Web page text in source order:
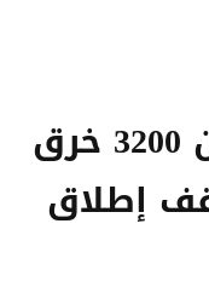
حكومة غزة: أكثر من 3200 خرق
إطلاق